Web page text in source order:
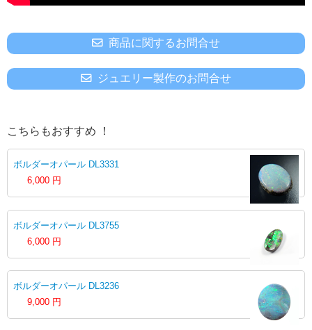
商品に関するお問合せ
ジュエリー製作のお問合せ
こちらもおすすめ ！
ボルダーオパール DL3331
6,000 円
ボルダーオパール DL3755
6,000 円
ボルダーオパール DL3236
9,000 円